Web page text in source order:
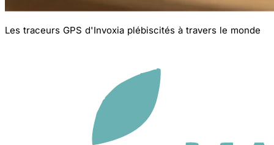
Les traceurs GPS d'Invoxia plébiscités à travers le monde